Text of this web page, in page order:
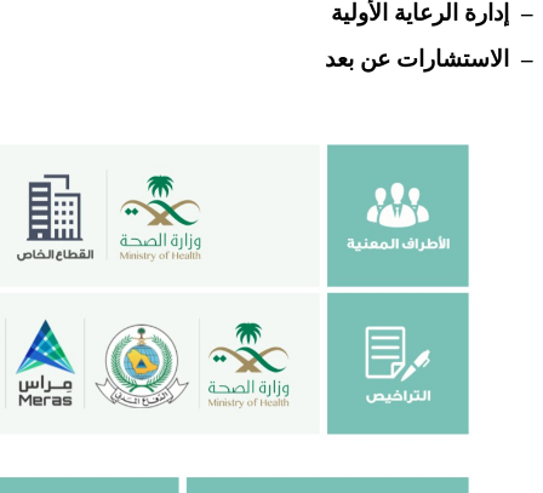
– إدارة الرعاية الأولية
– الاستشارات عن بعد